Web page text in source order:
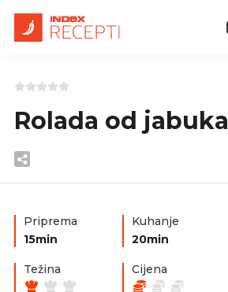
Rolada od jabuka
Priprema
15min
Kuhanje
20min
Težina Cijena